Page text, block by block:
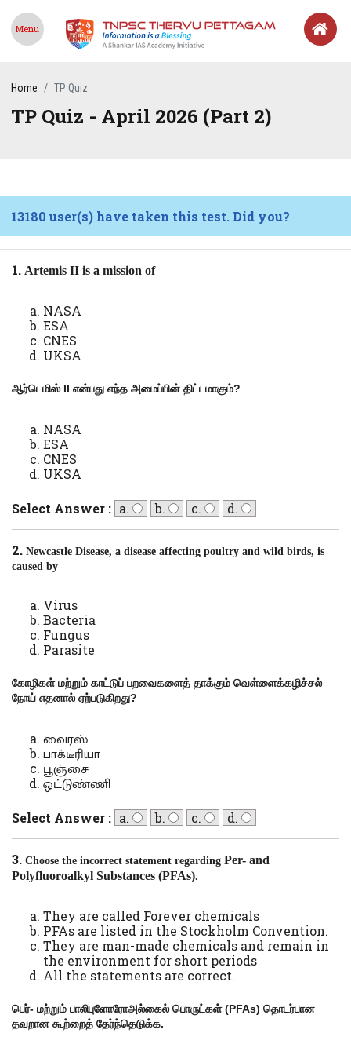
Menu
Home TP Quiz
TP Quiz - April 2026 (Part 2)
13180 user(s) have taken this test. Did you?
1. Artemis II is a mission of
NASA
ESA
CNES
UKSA
ஆர்டெமிஸ் IIஎன்பது எந்த அமைப்பின் திட்டமாகும்?
NASA
ESA
CNES
UKSA
Select Answer : a. b. c. d.
2.Newcastle Disease, a disease affecting poultry and wild birds, is
caused by
Virus
Bacteria
Fungus
Parasite
கோழிகள் மற்றும் காட்டுப் பறவைகளைத் தாக்கும் வெள்ளைக்கழிச்சல்
நோய் எதனால் ஏற்படுகிறது?
வைரஸ்
பாக்டீரியா
பூஞ்சை
ஒட்டுண்ணி
Select Answer : a. b. c. d.
3.Choose the incorrect statement regarding Per- and
Polyfluoroalkyl Substances (PFAs).
They are called Forever chemicals
PFAs are listed in the Stockholm Convention.
They are man-made chemicals and remain in
the environment for short periods
All the statements are correct.
பெர்- மற்றும் பாலிபுளோரோஅல்கைல் பொருட்கள் (PFAs)தொடர்பான
தவறான கூற்றைத் தேர்ந்தெடுக்க.